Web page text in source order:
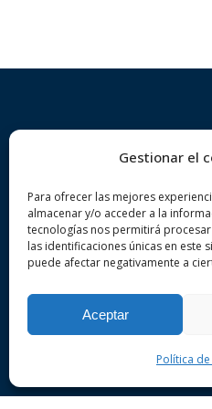
Gestionar el
Para ofrecer las mejores
almacenar y/o acceder a la
tecnologías nos permitirá
las identificaciones únicas en este
puede afectar negativamente a
Aceptar
Política
Sobre
VA
d’advocats
penal i civil a
Realitzi la
compromís.